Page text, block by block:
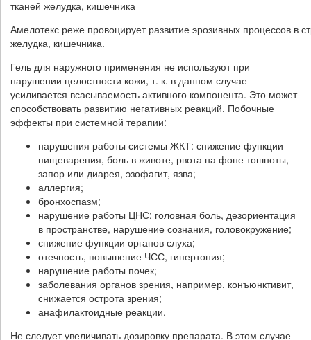
Амелотекс реже провоцирует развитие эрозивных процессов в
желудка, кишечника.
Гель для наружного применения не используют при
нарушении целостности кожи, т. к. в данном случае
усиливается всасываемость активного компонента. Это может
способствовать развитию негативных реакций. Побочные
эффекты при системной терапии:
нарушения работы системы ЖКТ: снижение функции
пищеварения, боль в животе, рвота на фоне тошноты,
запор или диарея, эзофагит, язва;
аллергия;
бронхоспазм;
нарушение работы ЦНС: головная боль, дезориентация
в пространстве, нарушение сознания, головокружение;
снижение функции органов слуха;
отечность, повышение ЧСС, гипертония;
нарушение работы почек;
заболевания органов зрения, например, конъюнктивит,
снижается острота зрения;
анафилактоидные реакции.
Не следует увеличивать дозировку препарата. В этом случае